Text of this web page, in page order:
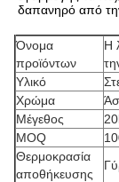
δαπανηρό από
Όνομα
προϊόντων
Η
Υλικό
Χρώμα
Μέγεθος
MOQ
Θερμοκρασία
αποθήκευσης